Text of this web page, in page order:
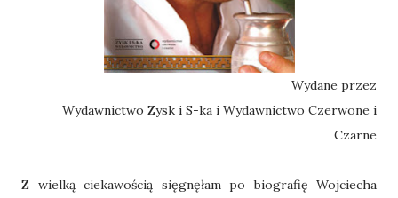
Wydane przez
Wydawnictwo Zysk i S-ka i Wydawnictwo Czerwone i
Czarne
Z wielką ciekawością sięgnęłam po biografię Wojciecha